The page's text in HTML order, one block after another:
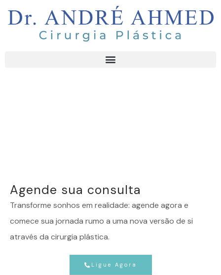
Agende sua consulta
Transforme sonhos em realidade: agende agora e
comece sua jornada rumo a uma nova versão de si
através da cirurgia plástica.
Ligue Agora